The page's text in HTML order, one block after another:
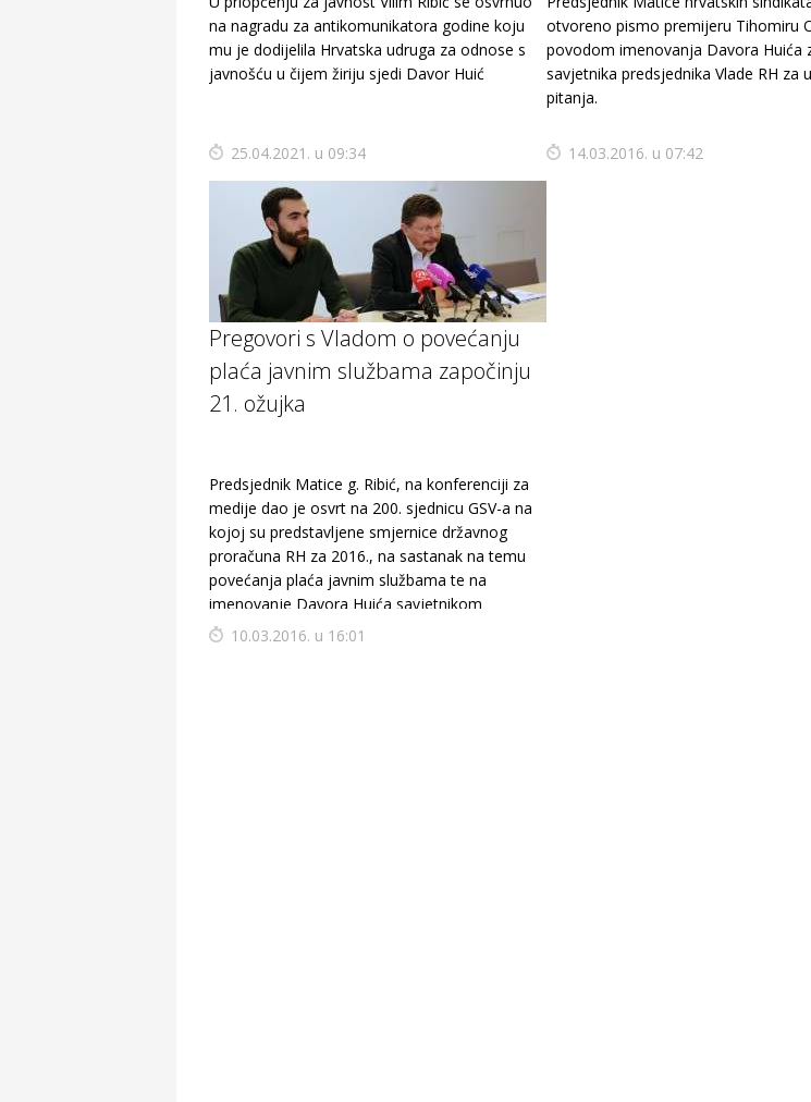
na nagradu za antikomunikatora godine koju
mu je dodijelila Hrvatska udruga za odnose s
javnošću u čijem žiriju sjedi Davor Huić
25.04.2021. u 09:34
otvoreno pismo premijeru Tihomiru
povodom imenovanja Davora Huića
savjetnika predsjednika Vlade RH za
pitanja.
14.03.2016. u 07:42
Pregovori s Vladom o povećanju
plaća javnim službama započinju
21. ožujka
Predsjednik Matice g. Ribić, na konferenciji za
medije dao je osvrt na 200. sjednicu GSV-a na
kojoj su predstavljene smjernice državnog
proračuna RH za 2016., na sastanak na temu
povećanja plaća javnim službama te na
imenovanje Davora Huića savjetnikom
premijera.
10.03.2016. u 16:01